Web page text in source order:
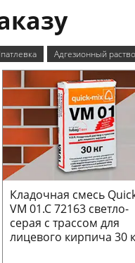
Адгезионный
Кладочная смесь
VM 01.C 72163 светло-
серая с трассом для
лицевого кирпича 30